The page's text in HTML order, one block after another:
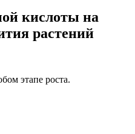
кислоты на
растений
этапе роста.